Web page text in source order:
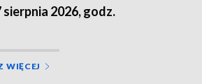
2026, godz.
WIĘCEJ